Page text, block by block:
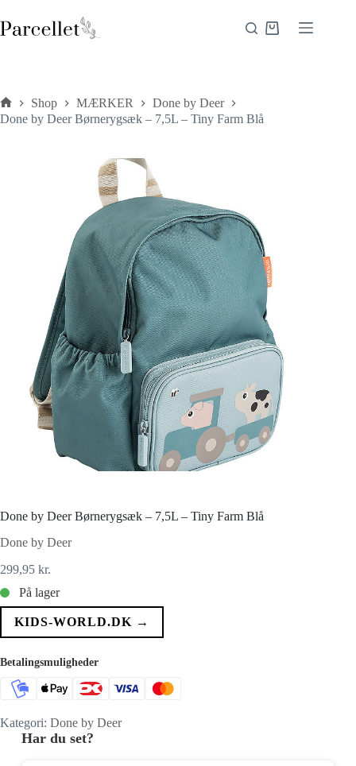
til
indhold
Indkøbskurv
Forside
Shop MÆRKER
Done by Deer
Done by Deer Børnerygsæk – 7,5L – Tiny Farm Blå
Done by Deer Børnerygsæk – 7,5L – Tiny Farm Blå
Done by Deer
299,95 kr.
På lager
KIDS-WORLD.DK →
Betalingsmuligheder
Kategori: Done by Deer
Har du set?